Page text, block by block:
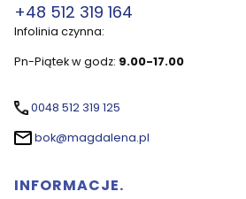
+48 512 319 164
Infolinia czynna:
Pn-Piątek w godz: 9.00-17.00
0048 512 319 125
bok@magdalena.pl
Linki w stopce
INFORMACJE.